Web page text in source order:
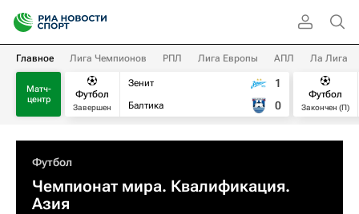
Главное Лига Чемпионов РПЛ Лига Европы АПЛ Ла Лига
Матч-
центр
Футбол
Завершен
Зенит
Балтика
1
0
Футбол
Закончен (П)
Футбол
Чемпионат мира. Квалификация.
Азия